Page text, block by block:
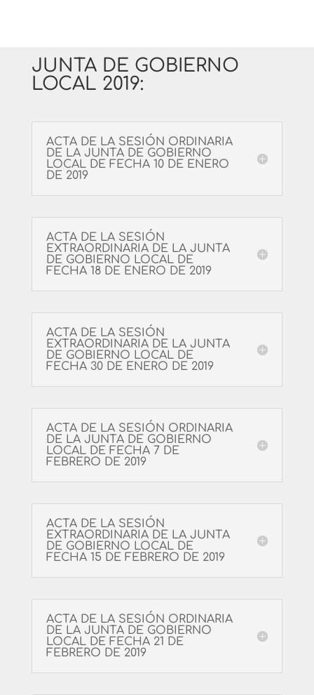
JUNTA DE GOBIERNO
LOCAL 2019:
ACTA DE LA SESIÓN ORDINARIA
DE LA JUNTA DE GOBIERNO
LOCAL DE FECHA 10 DE ENERO
DE 2019
ACTA DE LA SESIÓN
EXTRAORDINARIA DE LA JUNTA
DE GOBIERNO LOCAL DE
FECHA 18 DE ENERO DE 2019
ACTA DE LA SESIÓN
EXTRAORDINARIA DE LA JUNTA
DE GOBIERNO LOCAL DE
FECHA 30 DE ENERO DE 2019
ACTA DE LA SESIÓN ORDINARIA
DE LA JUNTA DE GOBIERNO
LOCAL DE FECHA 7 DE
FEBRERO DE 2019
ACTA DE LA SESIÓN
EXTRAORDINARIA DE LA JUNTA
DE GOBIERNO LOCAL DE
FECHA 15 DE FEBRERO DE 2019
ACTA DE LA SESIÓN ORDINARIA
DE LA JUNTA DE GOBIERNO
LOCAL DE FECHA 21 DE
FEBRERO DE 2019